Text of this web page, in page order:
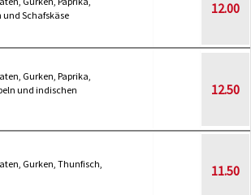
und Schafskäse
12.00
Gurken, Paprika,
und indischen
12.50
Gurken, Thunfisch,
11.50